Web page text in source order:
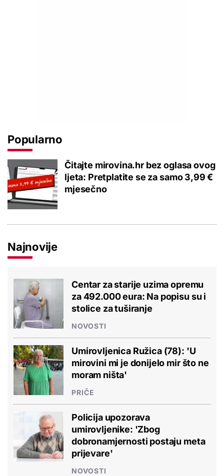
Popularno
Čitajte mirovina.hr bez oglasa ovog
ljeta: Pretplatite se za samo 3,99 €
mjesečno
Najnovije
Centar za starije uzima opremu
za 492.000 eura: Na popisu su i
stolice za tuširanje
NOVOSTI
Umirovljenica Ružica (78): 'U
mirovini mi je donijelo mir što ne
moram ništa'
PRIČE
Policija upozorava
umirovljenike: 'Zbog
dobronamjernosti postaju meta
prijevare'
NOVOSTI